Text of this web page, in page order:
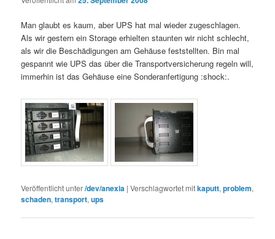
Man glaubt es kaum, aber UPS hat mal wieder zugeschlagen.
Als wir gestern ein Storage erhielten staunten wir nicht schlecht,
als wir die Beschädigungen am Gehäuse feststellten. Bin mal
gespannt wie UPS das über die Transportversicherung regeln will,
immerhin ist das Gehäuse eine Sonderanfertigung :shock:.
Veröffentlicht unter/dev/anexia |Verschlagwortet mitkaputt,problem,
schaden,transport,ups